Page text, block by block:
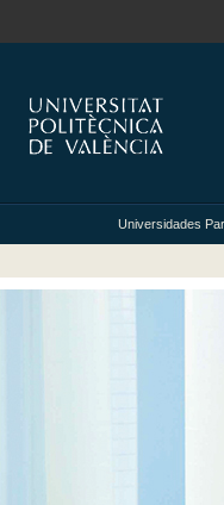
Universidades